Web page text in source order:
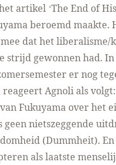
artikel ‘The End of
beroemd maakte.
dat het liberalisme/
strijd gewonnen had. In
er nog
Agnoli als volgt:
Fukuyama over het
geen nietszeggende
(Dummheit). En
als laatste